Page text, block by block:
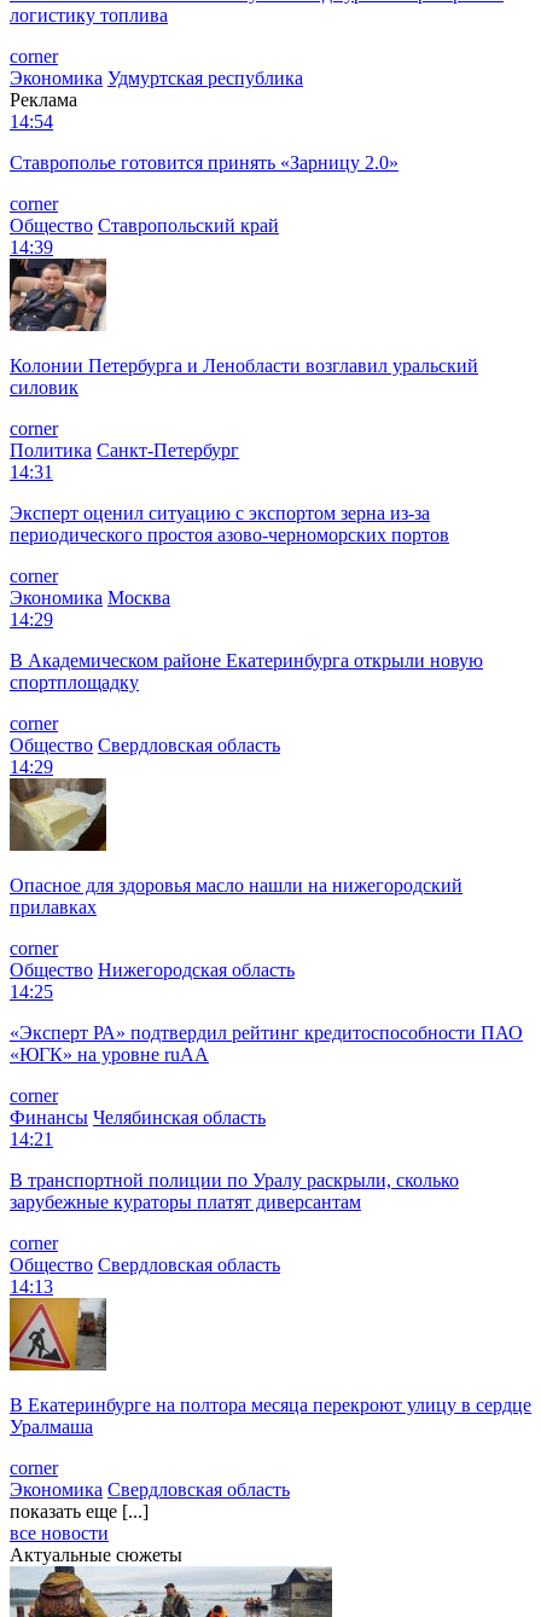
логистику топлива
corner
Экономика Удмуртская республика
Реклама
14:54
Ставрополье готовится принять «Зарницу 2.0»
corner
Общество Ставропольский край
14:39
Колонии Петербурга и Ленобласти возглавил уральский
силовик
corner
Политика Санкт-Петербург
14:31
Эксперт оценил ситуацию с экспортом зерна из-за
периодического простоя азово-черноморских портов
corner
Экономика Москва
14:29
В Академическом районе Екатеринбурга открыли новую
спортплощадку
corner
Общество Свердловская область
14:29
Опасное для здоровья масло нашли на нижегородский
прилавках
corner
Общество Нижегородская область
14:25
«Эксперт РА» подтвердил рейтинг кредитоспособности ПАО
«ЮГК» на уровне ruAА
corner
Финансы Челябинская область
14:21
В транспортной полиции по Уралу раскрыли, сколько
зарубежные кураторы платят диверсантам
corner
Общество Свердловская область
14:13
В Екатеринбурге на полтора месяца перекроют улицу в сердце
Уралмаша
corner
Экономика Свердловская область
показать еще [...]
все новости
Актуальные сюжеты